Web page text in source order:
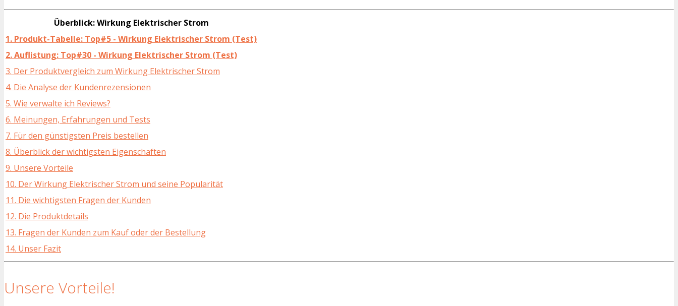
Überblick: Wirkung Elektrischer Strom
1. Produkt-Tabelle: Top#5 - Wirkung Elektrischer Strom (Test)
2. Auflistung: Top#30 - Wirkung Elektrischer Strom (Test)
3. Der Produktvergleich zum Wirkung Elektrischer Strom
4. Die Analyse der Kundenrezensionen
5. Wie verwalte ich Reviews?
6. Meinungen, Erfahrungen und Tests
7. Für den günstigsten Preis bestellen
8. Überblick der wichtigsten Eigenschaften
9. Unsere Vorteile
10. Der Wirkung Elektrischer Strom und seine Popularität
11. Die wichtigsten Fragen der Kunden
12. Die Produktdetails
13. Fragen der Kunden zum Kauf oder der Bestellung
14. Unser Fazit
Unsere Vorteile!